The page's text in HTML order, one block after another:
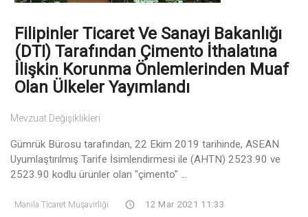
Filipinler Ticaret Ve Sanayi Bakanlığı
(DTI) Tarafından Çimento İthalatına
İlişkin Korunma Önlemlerinden Muaf
Olan Ülkeler Yayımlandı
Mevzuat Değişiklikleri
Gümrük Bürosu tarafından, 22 Ekim 2019 tarihinde, ASEAN
Uyumlaştırılmış Tarife İsimlendirmesi ile (AHTN) 2523.90 ve
2523.90 kodlu ürünler olan "çimento" ...
Manila Ticaret Müşavirliği 12 Mar 2021 11:33